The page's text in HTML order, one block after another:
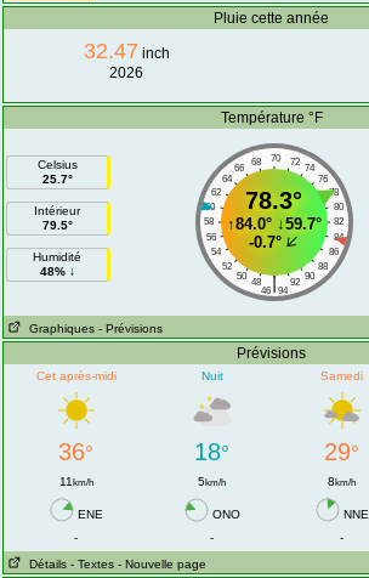
Pluie cette année
32.47 inch
2026
Température °F
Celsius
25.7°
Intérieur
79.5°
Humidité
48% ↓
70
68 72
66
74
64
76
62
78
60
80
58
82
56
84
54
86
52
88
50
90
48 92
|
46 94
78.3°
↑84.0°↓59.7°
-0.7°
Graphiques - Prévisions
Prévisions
Cet après-midi
Nuit Samedi
36° 18° 29°
11 km/h 5km/h 8km/h
ENE ONO NNE
-
- -
Détails - Textes - Nouvelle page